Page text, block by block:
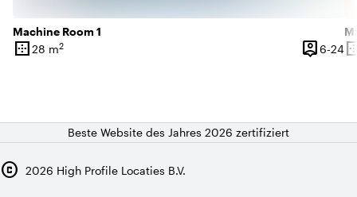
Machine Room 1
border_outer
Oberfläche
28 m2 person_pin
Kapazität
6-246
Beste Website des Jahres 2026 zertifiziert
copyright 2026 High Profile Locaties B.V.